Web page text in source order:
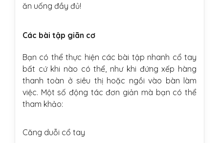
ăn uống đầy đủ!
Các bài tập giãn cơ
Bạn có thể thực hiện các bài tập nhanh cổ tay
bất cứ khi nào có thể, như khi đứng xếp hàng
thanh toàn ở siêu thị hoặc ngồi vào bàn làm
việc. Một số động tác đơn giản mà bạn có thể
tham khảo:
Căng duỗi cổ tay